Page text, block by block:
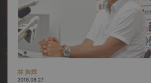
林 舞輝
2018.08.27